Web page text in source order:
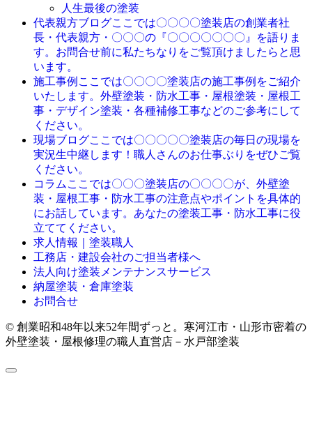
人生最後の塗装
代表親方ブログここでは〇〇〇〇塗装店の創業者社
長・代表親方・〇〇〇の『〇〇〇〇〇〇〇』を語りま
す。お問合せ前に私たちなりをご覧頂けましたらと思
います。
施工事例 ここでは〇〇〇〇塗装店の施工事例をご紹介
いたします。外壁塗装・防水工事・屋根塗装・屋根工
事・デザイン塗装・各種補修工事などのご参考にして
ください。
現場ブログここでは〇〇〇〇〇塗装店の毎日の現場を
実況生中継します！職人さんのお仕事ぶりをぜひご覧
ください。
コラム ここでは〇〇〇塗装店の〇〇〇〇が、外壁塗
装・屋根工事・防水工事の注意点やポイントを具体的
にお話しています。あなたの塗装工事・防水工事に役
立ててください。
求人情報｜塗装職人
工務店・建設会社のご担当者様へ
法人向け塗装メンテナンスサービス
納屋塗装・倉庫塗装
お問合せ
© 創業昭和48年以来52年間ずっと。寒河江市・山形市密着の
外壁塗装・屋根修理の職人直営店－水戸部塗装